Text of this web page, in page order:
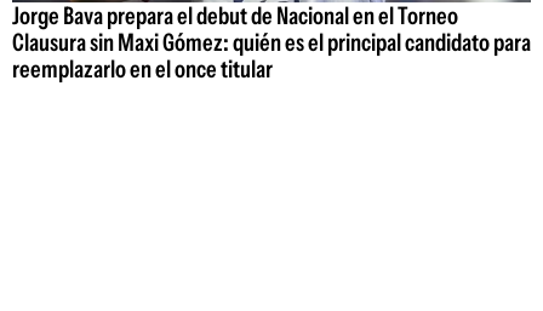
Jorge Bava prepara el debut de Nacional en el Torneo
Clausura sin Maxi Gómez: quién es el principal candidato para
reemplazarlo en el once titular